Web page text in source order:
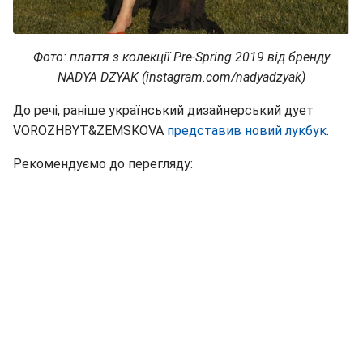
Фото: плаття з колекції Pre-Spring 2019 від бренду
NADYA DZYAK (instagram.com/nadyadzyak)
До речі, раніше український дизайнерський дует
VOROZHBYT&ZEMSKOVA представив новий лукбук.
Рекомендуємо до перегляду: